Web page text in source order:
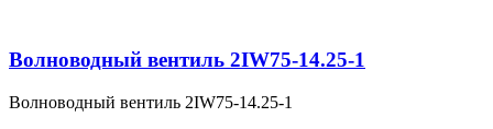
Волноводный вентиль 2IW75-14.25-1
Волноводный вентиль 2IW75-14.25-1